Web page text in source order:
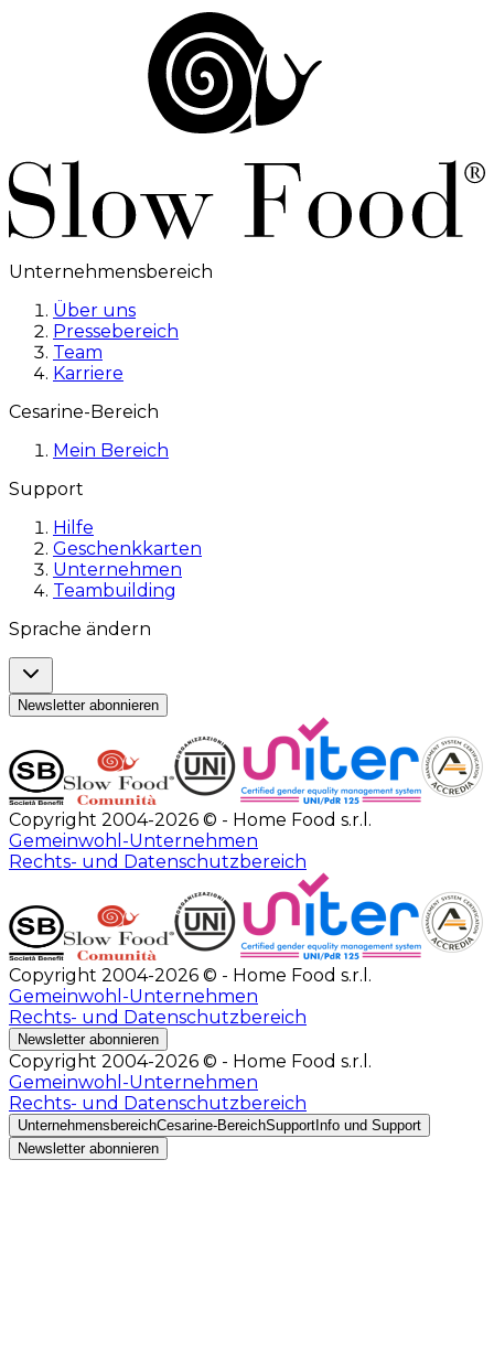
Unternehmensbereich
Über uns
Pressebereich
Team
Karriere
Cesarine-Bereich
Mein Bereich
Support
Hilfe
Geschenkkarten
Unternehmen
Teambuilding
Sprache ändern
Newsletter abonnieren
Copyright 2004-2026 © - Home Food s.r.l.
Gemeinwohl-Unternehmen
Rechts- und Datenschutzbereich
Copyright 2004-2026 © - Home Food s.r.l.
Gemeinwohl-Unternehmen
Rechts- und Datenschutzbereich
Newsletter abonnieren
Copyright 2004-2026 © - Home Food s.r.l.
Gemeinwohl-Unternehmen
Rechts- und Datenschutzbereich
UnternehmensbereichCesarine-BereichSupport Info und Support
Newsletter abonnieren